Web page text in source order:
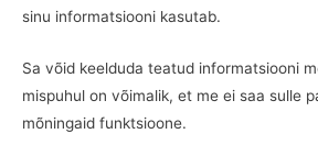
sinu informatsiooni kasutab.
Sa võid keelduda teatud informatsiooni
mispuhul on võimalik, et me ei saa sulle
mõningaid funktsioone.